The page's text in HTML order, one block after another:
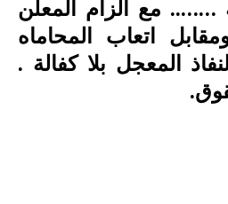
مع الزام المعلن
اتعاب المحاماه
المعجل بلا كفالة .